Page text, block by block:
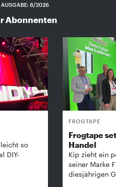
AUSGABE: 8/2026
Abonnenten
so
DIY-
FROGTAPE
Frogtape
Handel
Kip zieht ein
seiner Marke
diesjährigen